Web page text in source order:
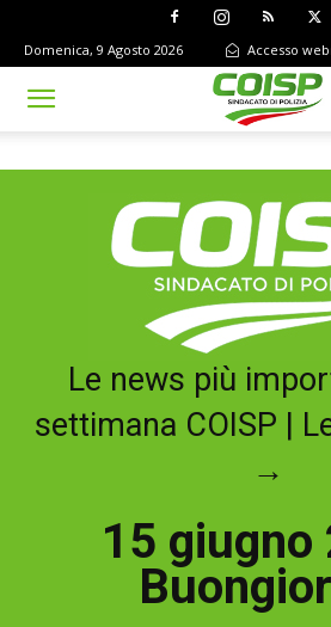
Domenica, 9 Agosto 2026 Accesso
Le news più
settimana COISP |
→
15 giugno